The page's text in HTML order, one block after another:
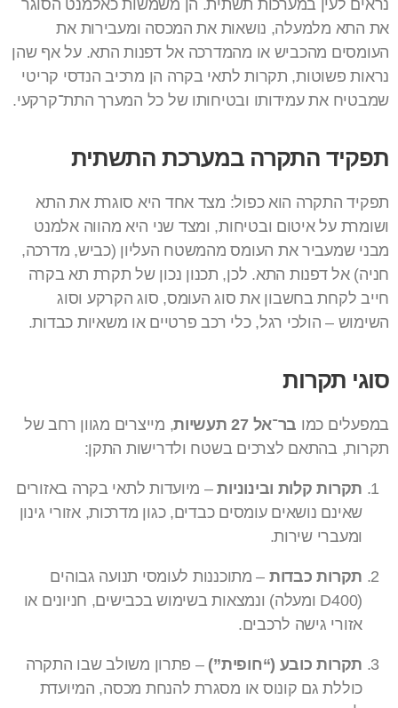
נראים לעין במערכות תשתית. הן משמשות כאלמנט הסוגר
את התא מלמעלה, נושאות את המכסה ומעבירות את
העומסים מהכביש או מהמדרכה אל דפנות התא. על אף שהן
נראות פשוטות, תקרות לתאי בקרה הן מרכיב הנדסי קריטי
שמבטיח את עמידותו ובטיחותו של כל המערך התת־קרקעי.
תפקיד התקרה במערכת התשתית
תפקיד התקרה הוא כפול: מצד אחד היא סוגרת את התא
ושומרת על איטום ובטיחות, ומצד שני היא מהווה אלמנט
מבני שמעביר את העומס מהמשטח העליון (כביש, מדרכה,
חניה) אל דפנות התא. לכן, תכנון נכון של תקרת תא בקרה
חייב לקחת בחשבון את סוג העומס, סוג הקרקע וסוג
השימוש – הולכי רגל, כלי רכב פרטיים או משאיות כבדות.
סוגי תקרות
במפעלים כמו בר־אל 27 תעשיות
, מייצרים מגוון רחב של
תקרות, בהתאם לצרכים בשטח ולדרישות התקן:
תקרות קלות ובינוניות– מיועדות לתאי בקרה באזורים
שאינם נושאים עומסים כבדים, כגון מדרכות, אזורי גינון
ומעברי שירות.
תקרות כבדות – מתוכננות לעומסי תנועה גבוהים
(D400 ומעלה) ונמצאות בשימוש בכבישים, חניונים או
אזורי גישה לרכבים.
תקרות כובע (“חופית”) – פתרון משולב שבו התקרה
כוללת גם קונוס או מסגרת להנחת מכסה, המיועדת